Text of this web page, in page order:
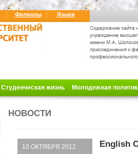
Филиалы Языки
Студенческая жизнь Молодежная
НОВОСТИ
10 ОКТЯБРЯ 2012 English